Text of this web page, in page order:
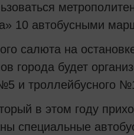
10 автобусными
салюта на
города будет
и троллейбусного
в этом году
специальные